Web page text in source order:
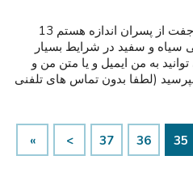
من فروش یک جفت از پسران اندازه هستم 13
سیاه و سفید در شرایط بسیار
به من ایمیل و یا متن من و
(لطفا بدون تماس های تلفنی
35
36
37
>
»